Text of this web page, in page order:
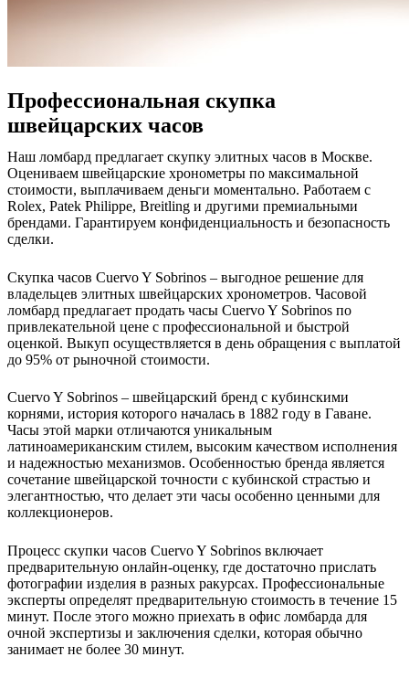
Профессиональная скупка
швейцарских часов
Наш ломбард предлагает скупку элитных часов в Москве.
Оцениваем швейцарские хронометры по максимальной
стоимости, выплачиваем деньги моментально. Работаем с
Rolex, Patek Philippe, Breitling и другими премиальными
брендами. Гарантируем конфиденциальность и безопасность
сделки.
Скупка часов Cuervo Y Sobrinos – выгодное решение для
владельцев элитных швейцарских хронометров. Часовой
ломбард предлагает продать часы Cuervo Y Sobrinos по
привлекательной цене с профессиональной и быстрой
оценкой. Выкуп осуществляется в день обращения с выплатой
до 95% от рыночной стоимости.
Cuervo Y Sobrinos – швейцарский бренд с кубинскими
корнями, история которого началась в 1882 году в Гаване.
Часы этой марки отличаются уникальным
латиноамериканским стилем, высоким качеством исполнения
и надежностью механизмов. Особенностью бренда является
сочетание швейцарской точности с кубинской страстью и
элегантностью, что делает эти часы особенно ценными для
коллекционеров.
Процесс скупки часов Cuervo Y Sobrinos включает
предварительную онлайн-оценку, где достаточно прислать
фотографии изделия в разных ракурсах. Профессиональные
эксперты определят предварительную стоимость в течение 15
минут. После этого можно приехать в офис ломбарда для
очной экспертизы и заключения сделки, которая обычно
занимает не более 30 минут.